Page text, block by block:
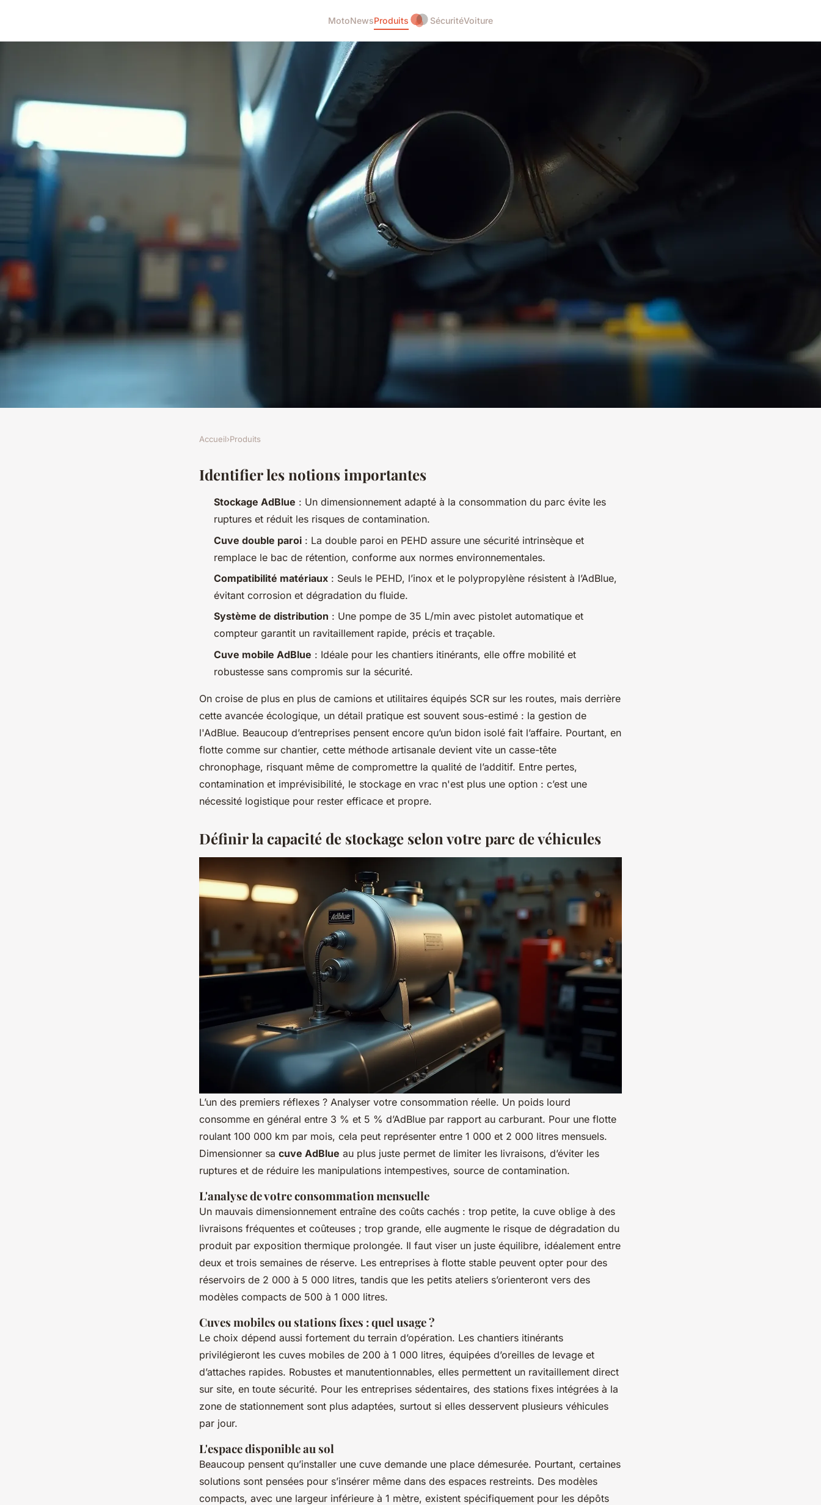
MotoNewsProduits SécuritéVoiture
Comment choisir efficacement une
cuve adblue adaptée à vos besoins ?
Accueil›Produits
Identifier les notions importantes
Stockage AdBlue : Un dimensionnement adapté à la consommation du parc évite les
ruptures et réduit les risques de contamination.
Cuve double paroi : La double paroi en PEHD assure une sécurité intrinsèque et
remplace le bac de rétention, conforme aux normes environnementales.
Compatibilité matériaux : Seuls le PEHD, l’inox et le polypropylène résistent à l’AdBlue,
évitant corrosion et dégradation du fluide.
Système de distribution : Une pompe de 35 L/min avec pistolet automatique et
compteur garantit un ravitaillement rapide, précis et traçable.
Cuve mobile AdBlue : Idéale pour les chantiers itinérants, elle offre mobilité et
robustesse sans compromis sur la sécurité.
On croise de plus en plus de camions et utilitaires équipés SCR sur les routes, mais derrière
cette avancée écologique, un détail pratique est souvent sous-estimé : la gestion de
l'AdBlue. Beaucoup d’entreprises pensent encore qu’un bidon isolé fait l’affaire. Pourtant, en
flotte comme sur chantier, cette méthode artisanale devient vite un casse-tête
chronophage, risquant même de compromettre la qualité de l’additif. Entre pertes,
contamination et imprévisibilité, le stockage en vrac n'est plus une option : c’est une
nécessité logistique pour rester efficace et propre.
Définir la capacité de stockage selon votre parc de véhicules
L’un des premiers réflexes ? Analyser votre consommation réelle. Un poids lourd
consomme en général entre 3 % et 5 % d’AdBlue par rapport au carburant. Pour une flotte
roulant 100 000 km par mois, cela peut représenter entre 1 000 et 2 000 litres mensuels.
Dimensionner sa cuve AdBlue au plus juste permet de limiter les livraisons, d’éviter les
ruptures et de réduire les manipulations intempestives, source de contamination.
L'analyse de votre consommation mensuelle
Un mauvais dimensionnement entraîne des coûts cachés : trop petite, la cuve oblige à des
livraisons fréquentes et coûteuses ; trop grande, elle augmente le risque de dégradation du
produit par exposition thermique prolongée. Il faut viser un juste équilibre, idéalement entre
deux et trois semaines de réserve. Les entreprises à flotte stable peuvent opter pour des
réservoirs de 2 000 à 5 000 litres, tandis que les petits ateliers s’orienteront vers des
modèles compacts de 500 à 1 000 litres.
Cuves mobiles ou stations fixes : quel usage ?
Le choix dépend aussi fortement du terrain d’opération. Les chantiers itinérants
privilégieront les cuves mobiles de 200 à 1 000 litres, équipées d’oreilles de levage et
d’attaches rapides. Robustes et manutentionnables, elles permettent un ravitaillement direct
sur site, en toute sécurité. Pour les entreprises sédentaires, des stations fixes intégrées à la
zone de stationnement sont plus adaptées, surtout si elles desservent plusieurs véhicules
par jour.
L'espace disponible au sol
Beaucoup pensent qu’installer une cuve demande une place démesurée. Pourtant, certaines
solutions sont pensées pour s’insérer même dans des espaces restreints. Des modèles
compacts, avec une largeur inférieure à 1 mètre, existent spécifiquement pour les dépôts